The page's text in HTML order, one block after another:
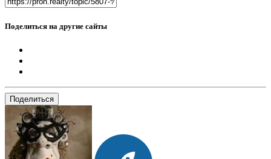
Поделиться на другие сайты
Поделиться